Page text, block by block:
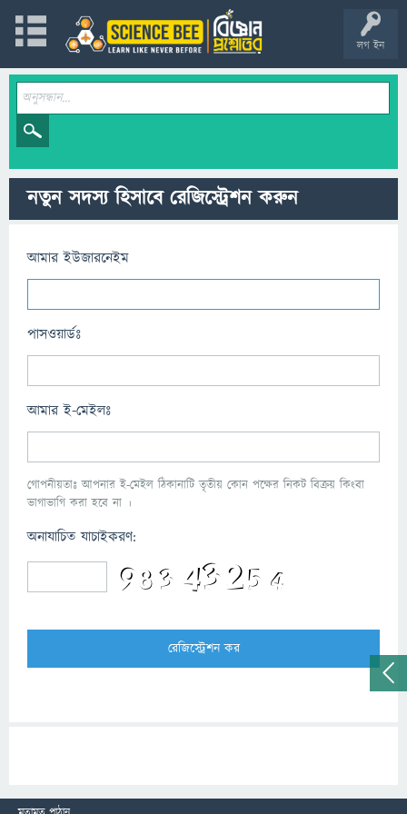
লগ ইন
নতুন সদস্য হিসাবে রেজিস্ট্রেশন করুন
আমার ইউজারনেইম
পাসওয়ার্ডঃ
আমার ই-মেইলঃ
গোপনীয়তাঃ আপনার ই-মেইল ঠিকানাটি তৃতীয় কোন পক্ষের নিকট বিক্রয় কিংবা
ভাগাভাগি করা হবে না ।
অনাযাচিত যাচাইকরণ: